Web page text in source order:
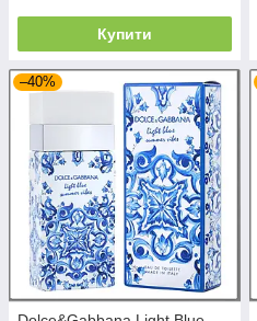
Купити
–40%